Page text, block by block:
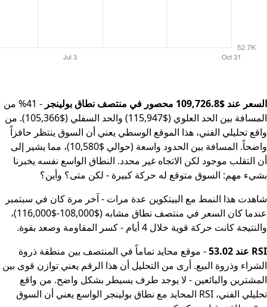
السعر عند $109,726.8 محصور في منتصف نطاق بولينجر
- 41% من
المسافة بين الحد العلوي ($115,947) والحد السفلي ($105,366). من
واقع تحليلي الفني، هذا الموقع الوسطي يعني أن السوق ينتظر حافزاً
واضحاً. المسافة بين الحدود واسعة (حوالي $10,580)، مما يشير إلى
أن التقلب موجود لكن الاتجاه غير محدد. النطاق الواسع نفسه يخبرنا
بشيء مهم: السوق متوقع له حركة كبيرة - لكن متى؟ وأين؟
شاهدت هذا النمط مع البيتكوين عدة مرات - آخر مرة كان في سبتمبر
عندما كان السعر في منتصف نطاق مشابه ($108,000-$116,000)،
والنتيجة كانت حركة قوية خلال 4 أيام - كسر المقاومة وصعد بقوة.
RSI عند 53.02
- موقع محايد تماماً في المنتصف بين منطقة ذروة
الشراء وذروة البيع. أرى من التحليل أن هذا الرقم يعني توازن قوى بين
المشترين والبائعين - لا يوجد طرف يسيطر بشكل واضح. من واقع
تحليلي الفني، RSI المحايد مع نطاق بولينجر الواسع يعني أن السوق